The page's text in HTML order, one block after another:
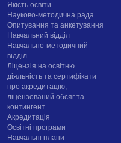
Якість освіти
Науково-методична рада
Опитування та анкетування
Навчальний відділ
Навчально-методичний
відділ
Ліцензія на освітню
діяльність та сертифікати
про акредитацію,
ліцензований обсяг та
контингент
Акредитація
Освітні програми
Навчальні плани